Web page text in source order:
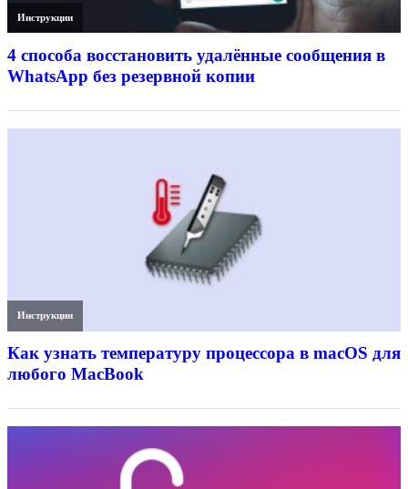
Инструкции
4 способа восстановить удалённые сообщения в
WhatsApp без резервной копии
Инструкции
Как узнать температуру процессора в macOS для
любого MacBook